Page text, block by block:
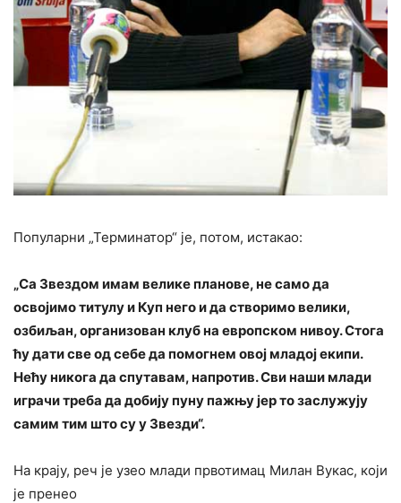
Популарни „Терминатор“ је, потом, истакао:
„Са Звездом имам велике планове, не само да
освојимо титулу и Куп него и да створимо велики,
озбиљан, организован клуб на европском нивоу. Стога
ћу дати све од себе да помогнем овој младој екипи.
Нећу никога да спутавам, напротив. Сви наши млади
играчи треба да добију пуну пажњу јер то заслужују
самим тим што су у Звезди“.
На крају, реч је узео млади првотимац Милан Вукас, који
је пренео